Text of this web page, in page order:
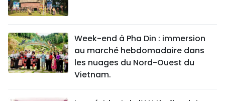
Week-end à Pha Din : immersion
au marché hebdomadaire dans
les nuages du Nord-Ouest du
Vietnam.